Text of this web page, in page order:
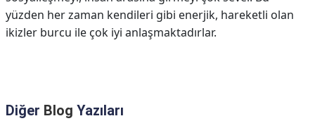
yüzden her zaman kendileri gibi enerjik, hareketli olan
ikizler burcu ile çok iyi anlaşmaktadırlar.
Diğer Blog Yazıları